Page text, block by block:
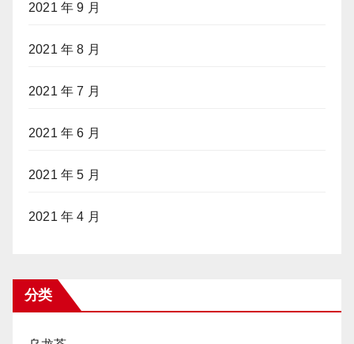
2021 年 9 月
2021 年 8 月
2021 年 7 月
2021 年 6 月
2021 年 5 月
2021 年 4 月
分类